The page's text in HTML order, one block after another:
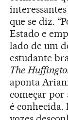
que se diz.
Estado e
lado de um
estudante
The
aponta
começar por
é conhecida.